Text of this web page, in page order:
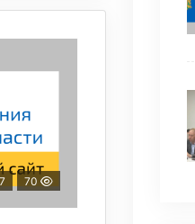
70